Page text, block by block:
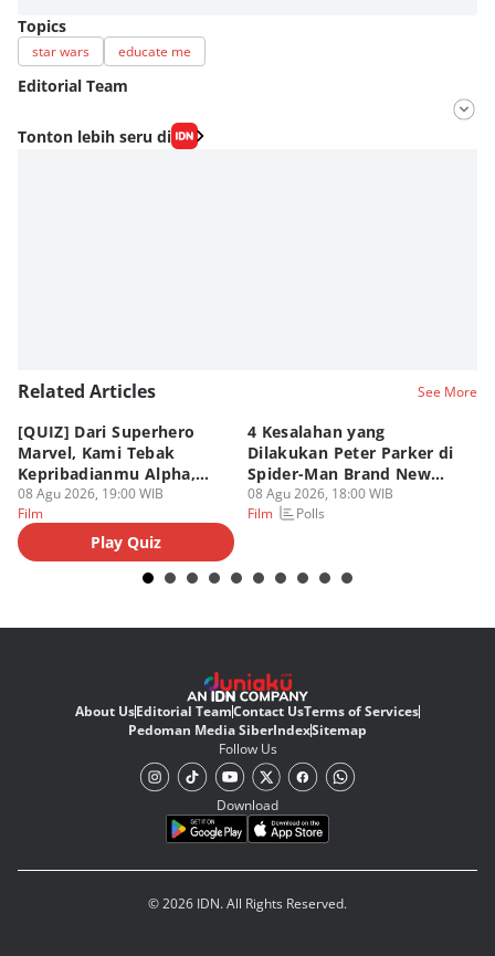
Topics
star wars educate me
Editorial Team
Editor
Nadia Agatha Pramesthi
Tonton lebih seru di
Related Articles See More
[QUIZ] Dari Superhero
Marvel, Kami Tebak
Kepribadianmu Alpha,
Beta, atau Omega
08 Agu 2026, 19:00 WIB
Film
Play Quiz
4 Kesalahan yang
Dilakukan Peter Parker di
Spider-Man Brand New
Day
08 Agu 2026, 18:00 WIB
Film
Polls
About UsEditorial TeamContact UsTerms of Services
Pedoman Media SiberIndexSitemap
Follow Us
Download
© 2026 IDN. All Rights Reserved.